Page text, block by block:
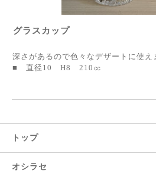
グラスカップ
深さがあるので色々なデザートに使え
■ 直径10 H8 210㏄
トップ
オシラセ